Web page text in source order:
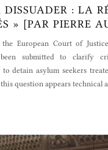
DISSUADER : LA
» [PAR PIERRE
European Court of
submitted to clarify
detain asylum seekers
question appears technical